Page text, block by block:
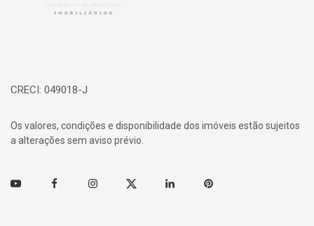
CRECI: 049018-J
Os valores, condições e disponibilidade dos imóveis estão sujeitos
a alterações sem aviso prévio.
Youtube FacebookInstagramTwitter Linkedin Pinterest